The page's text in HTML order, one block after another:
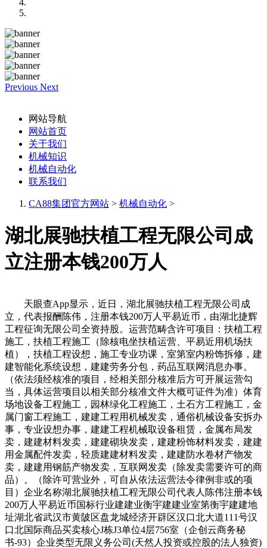
Previous Next
网站导航
网站首页
关于我们
机械知识
机械自动化
联系我们
CA88集团官方网站 > 机械自动化 >
湖北展驰扶植工程无限公司成
立注册本钱200万人
天眼查App显示，近日，湖北展驰扶植工程无限公司成
立，代表报酬陈伟，注册本钱200万人平易近币，由湖北捷辉
工程征询无限公司全资持股。运营范畴含许可项目：扶植工程
施工，扶植工程施工（除核电坐扶植运营、平易近用机场扶
植），扶植工程设想，施工专业功课，室第室内粉饰拆修，建
建智能化系统设想，建建劳务分包，药品互联网消息办事。
（依法须经核准的项目，经相关部分核准后方可开展运营勾
当，具体运营项目以相关部分核准文件大概可证件为准）体育
场地设备工程施工，园林绿化工程施工，土石方工程施工，金
属门窗工程施工，建建工程用机械发卖，通俗机械设备安拆办
事，专业设想办事，建建工程机械取设备租赁，金属布局发
卖，建建材料发卖，建建砌块发卖，建建粉饰材料发卖，建建
用金属配件发卖，轻质建建材料发卖，建建防水卷材产物发
卖，建建用钢筋产物发卖，互联网发卖（除发卖需要许可的商
品）。（除许可营业外，可自从依法运营法令律例非或的项
目）企业名称湖北展驰扶植工程无限公司代表人陈伟注册本钱
200万人平易近币国标行业建建业衡宇建建业室第衡宇建建地
址湖北省武汉市黄陂区盘龙城经济开辟区汉口北大道111号汉
口北国际商品买卖核心J栋J3单位4层756室（企创云商务秘
书-93）企业类型无限义务公司(天然人投资或控股的法人独资)